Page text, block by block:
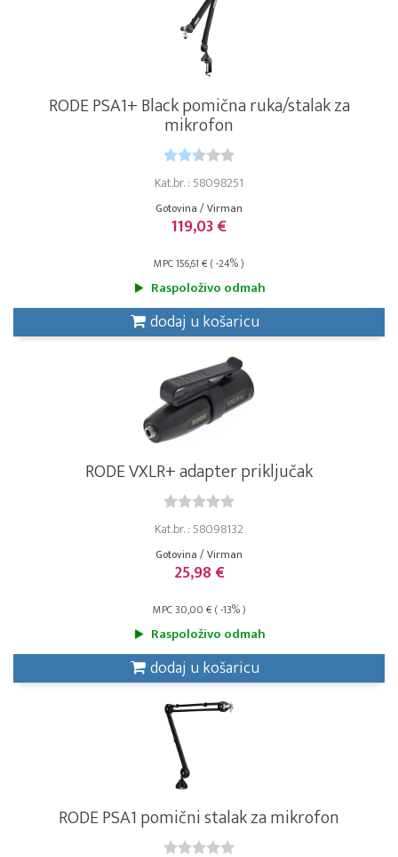
RODE PSA1+ Black pomična ruka/stalak za
mikrofon
Kat.br. : 58098251
Gotovina / Virman
119,03 €
MPC 156,61 € ( -24% )
Raspoloživo odmah
dodaj u košaricu
RODE VXLR+ adapter priključak
Kat.br. : 58098132
Gotovina / Virman
25,98 €
MPC 30,00 € ( -13% )
Raspoloživo odmah
dodaj u košaricu
RODE PSA1 pomični stalak za mikrofon